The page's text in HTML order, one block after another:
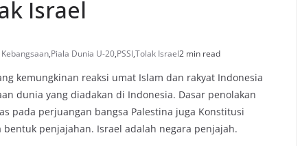
Israel
,Piala Dunia U-20,PSSI,Tolak Israel2 min read
kemungkinan reaksi umat Islam dan rakyat Indonesia
dunia yang diadakan di Indonesia. Dasar penolakan
pada perjuangan bangsa Palestina juga Konstitusi
penjajahan. Israel adalah negara penjajah.